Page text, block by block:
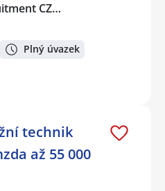
CZ…
Plný úvazek
technik
až 55 000